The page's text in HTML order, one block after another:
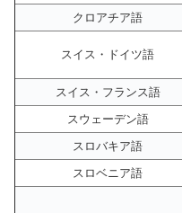
クロアチア語
スイス・ドイツ語
スイス・フランス語
スウェーデン語
スロバキア語
スロベニア語